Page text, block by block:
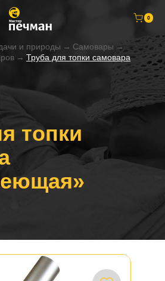
0
и природы → Самовары →
→ Труба для топки самовара
топки